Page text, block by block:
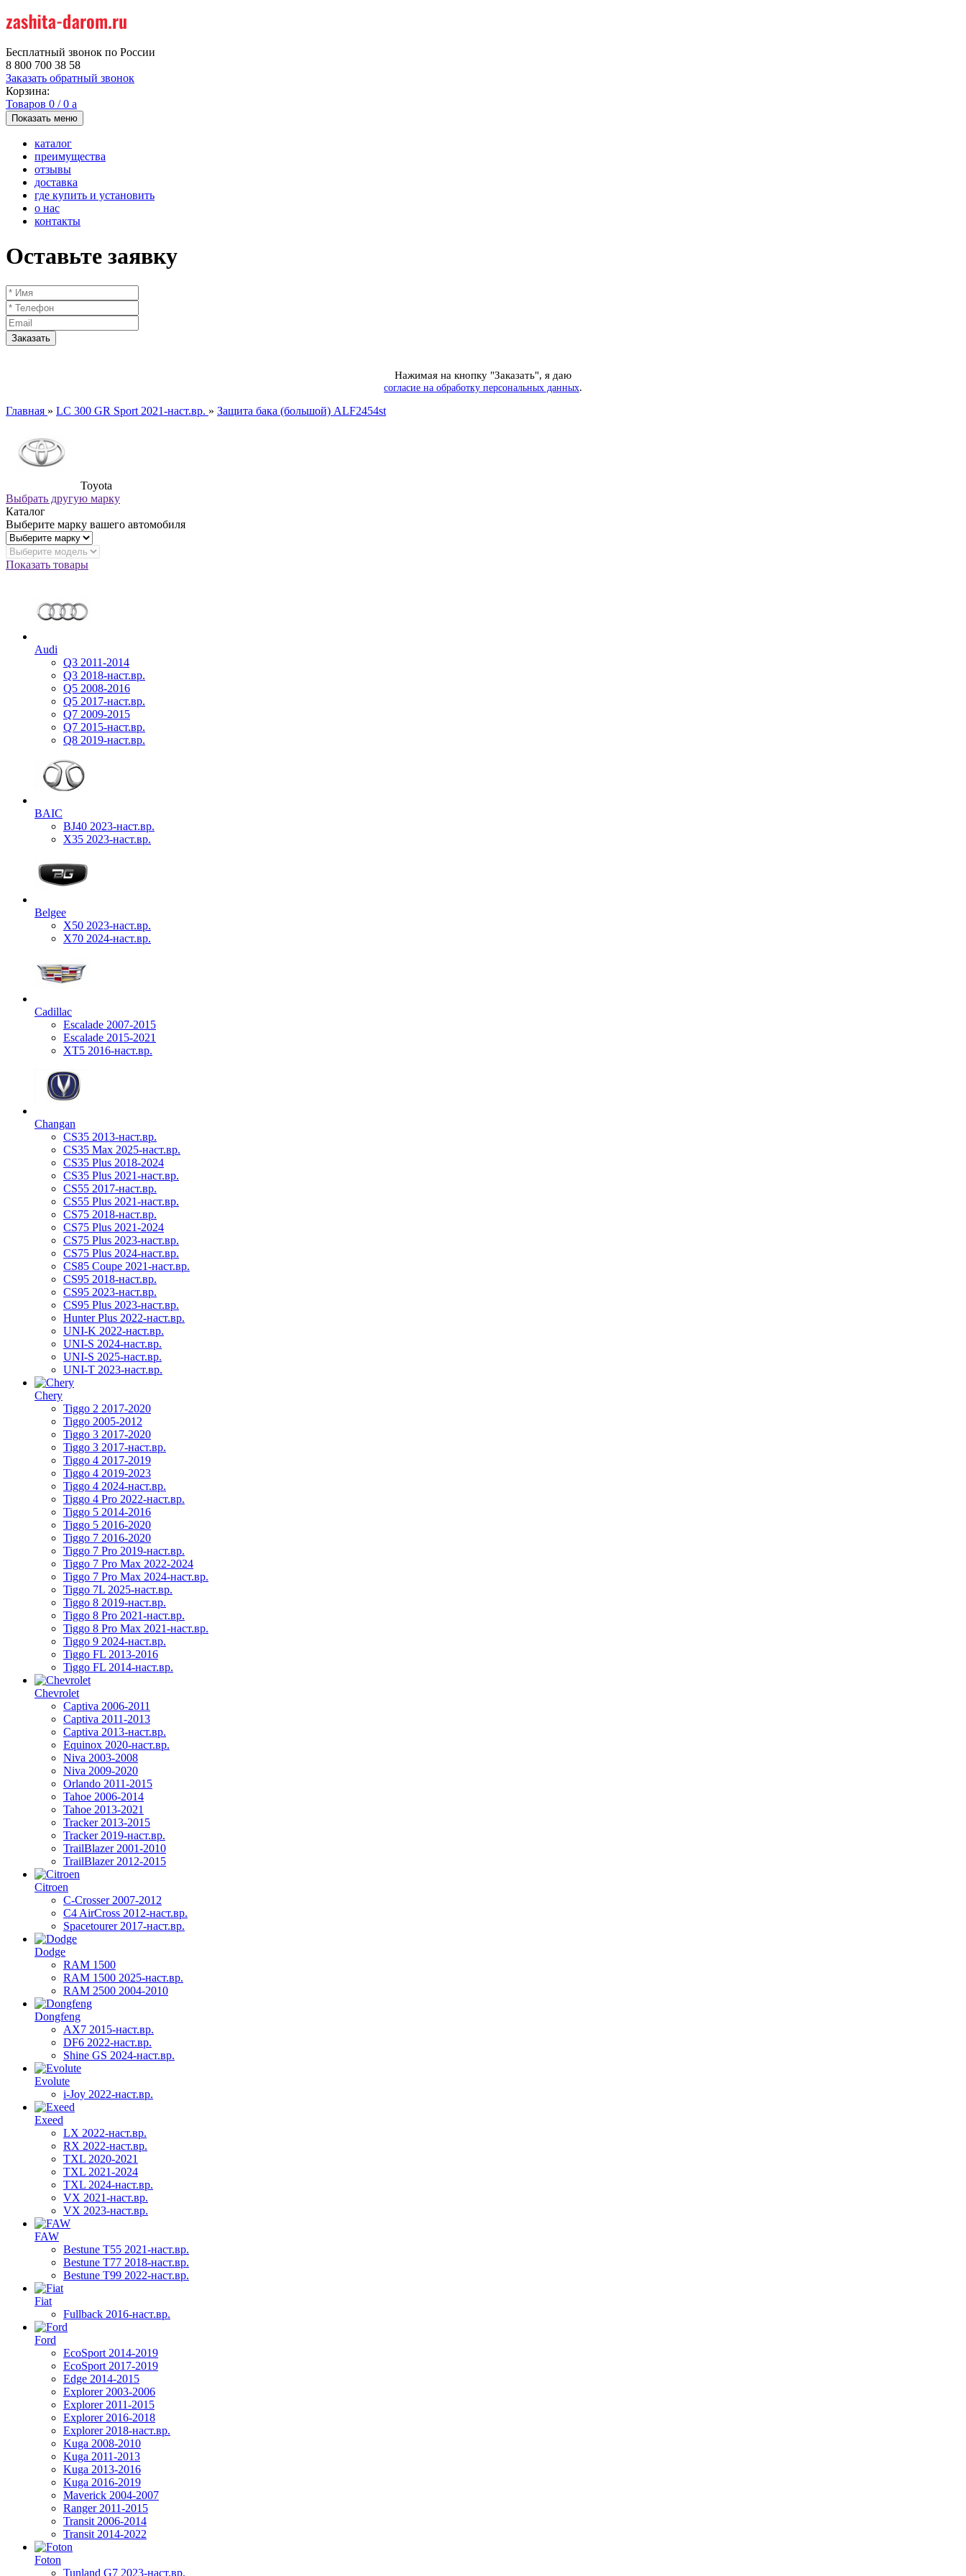
Бесплатный звонок по России
8 800 700 38 58
Заказать обратный звонок
Корзина:
Товаров 0 /0 a
Показать меню
каталог
преимущества
отзывы
доставка
где купить и установить
о нас
контакты
Оставьте заявку
Нажимая на кнопку "Заказать", я даю
согласие на обработку персональных данных.
Главная » LC 300 GR Sport 2021-наст.вр. » Защита бака (большой) ALF2454st
Toyota
Выбрать другую марку
Каталог
Выберите марку вашего автомобиля
Показать товары
Audi
Q3 2011-2014
Q3 2018-наст.вр.
Q5 2008-2016
Q5 2017-наст.вр.
Q7 2009-2015
Q7 2015-наст.вр.
Q8 2019-наст.вр.
BAIC
BJ40 2023-наст.вр.
X35 2023-наст.вр.
Belgee
X50 2023-наст.вр.
X70 2024-наст.вр.
Cadillac
Escalade 2007-2015
Escalade 2015-2021
XT5 2016-наст.вр.
Changan
CS35 2013-наст.вр.
CS35 Max 2025-наст.вр.
CS35 Plus 2018-2024
CS35 Plus 2021-наст.вр.
CS55 2017-наст.вр.
CS55 Plus 2021-наст.вр.
CS75 2018-наст.вр.
CS75 Plus 2021-2024
CS75 Plus 2023-наст.вр.
CS75 Plus 2024-наст.вр.
CS85 Coupe 2021-наст.вр.
CS95 2018-наст.вр.
CS95 2023-наст.вр.
CS95 Plus 2023-наст.вр.
Hunter Plus 2022-наст.вр.
UNI-K 2022-наст.вр.
UNI-S 2024-наст.вр.
UNI-S 2025-наст.вр.
UNI-T 2023-наст.вр.
Chery
Tiggo 2 2017-2020
Tiggo 2005-2012
Tiggo 3 2017-2020
Tiggo 3 2017-наст.вр.
Tiggo 4 2017-2019
Tiggo 4 2019-2023
Tiggo 4 2024-наст.вр.
Tiggo 4 Pro 2022-наст.вр.
Tiggo 5 2014-2016
Tiggo 5 2016-2020
Tiggo 7 2016-2020
Tiggo 7 Pro 2019-наст.вр.
Tiggo 7 Pro Max 2022-2024
Tiggo 7 Pro Max 2024-наст.вр.
Tiggo 7L 2025-наст.вр.
Tiggo 8 2019-наст.вр.
Tiggo 8 Pro 2021-наст.вр.
Tiggo 8 Pro Max 2021-наст.вр.
Tiggo 9 2024-наст.вр.
Tiggo FL 2013-2016
Tiggo FL 2014-наст.вр.
Chevrolet
Captiva 2006-2011
Captiva 2011-2013
Captiva 2013-наст.вр.
Equinox 2020-наст.вр.
Niva 2003-2008
Niva 2009-2020
Orlando 2011-2015
Tahoe 2006-2014
Tahoe 2013-2021
Tracker 2013-2015
Tracker 2019-наст.вр.
TrailBlazer 2001-2010
TrailBlazer 2012-2015
Citroen
C-Crosser 2007-2012
C4 AirCross 2012-наст.вр.
Spacetourer 2017-наст.вр.
Dodge
RAM 1500
RAM 1500 2025-наст.вр.
RAM 2500 2004-2010
Dongfeng
AX7 2015-наст.вр.
DF6 2022-наст.вр.
Shine GS 2024-наст.вр.
Evolute
i-Joy 2022-наст.вр.
Exeed
LX 2022-наст.вр.
RX 2022-наст.вр.
TXL 2020-2021
TXL 2021-2024
TXL 2024-наст.вр.
VX 2021-наст.вр.
VX 2023-наст.вр.
FAW
Bestune T55 2021-наст.вр.
Bestune T77 2018-наст.вр.
Bestune T99 2022-наст.вр.
Fiat
Fullback 2016-наст.вр.
Ford
EcoSport 2014-2019
EcoSport 2017-2019
Edge 2014-2015
Explorer 2003-2006
Explorer 2011-2015
Explorer 2016-2018
Explorer 2018-наст.вр.
Kuga 2008-2010
Kuga 2011-2013
Kuga 2013-2016
Kuga 2016-2019
Maverick 2004-2007
Ranger 2011-2015
Transit 2006-2014
Transit 2014-2022
Foton
Tunland G7 2023-наст.вр.